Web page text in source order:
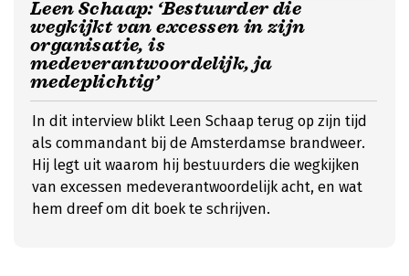
Leen Schaap: ‘Bestuurder die
wegkijkt van excessen in zijn
organisatie, is
medeverantwoordelijk, ja
medeplichtig’
In dit interview blikt Leen Schaap terug op zijn tijd
als commandant bij de Amsterdamse brandweer.
Hij legt uit waarom hij bestuurders die wegkijken
van excessen medeverantwoordelijk acht, en wat
hem dreef om dit boek te schrijven.